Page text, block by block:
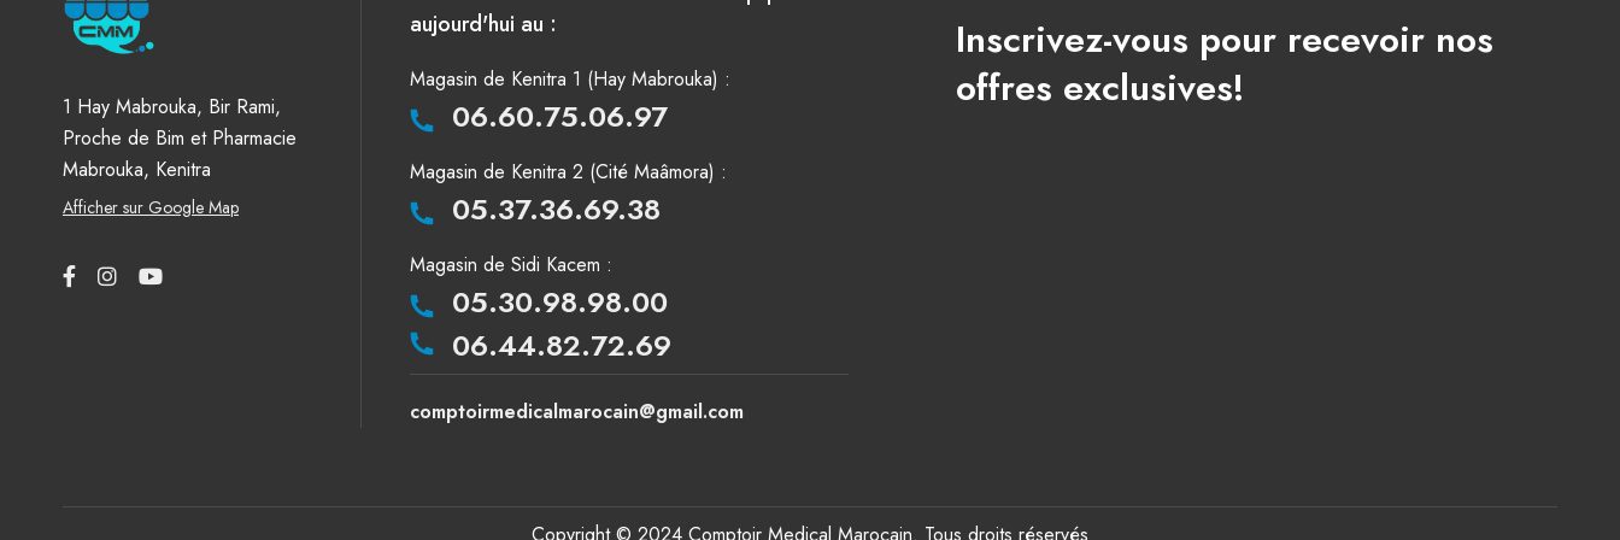
1 Hay Mabrouka, Bir Rami,
Proche de Bim et Pharmacie
Mabrouka, Kenitra
Afficher sur Google Map
aujourd'hui au :
Magasin de Kenitra 1 (Hay Mabrouka) :
06.60.75.06.97
Magasin de Kenitra 2 (Cité Maâmora) :
05.37.36.69.38
Magasin de Sidi Kacem :
05.30.98.98.00
06.44.82.72.69
comptoirmedicalmarocain@gmail.com
Inscrivez-vous pour recevoir nos
offres exclusives!